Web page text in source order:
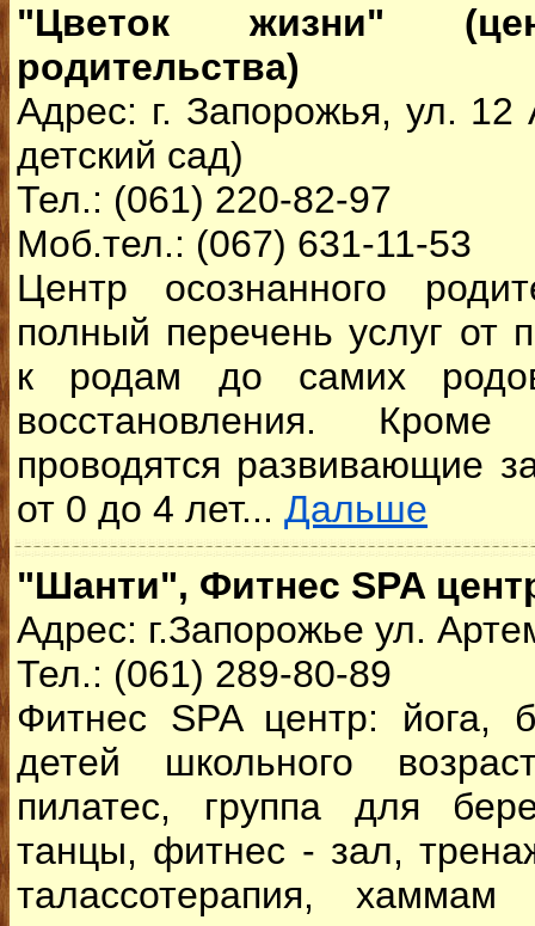
"Цветок жизни"
родительства)
Адрес: г. Запорожья, ул.
детский сад)
Тел.: (061) 220-82-97
Моб.тел.: (067) 631-11-53
Центр осознанного
полный перечень услуг от
к родам до самих
восстановления.
проводятся развивающие
от 0 до 4 лет... Дальше
"Шанти", Фитнес SPA
Адрес: г.Запорожье ул.
Тел.: (061) 289-80-89
Фитнес SPA центр: йога,
детей школьного
пилатес, группа для
танцы, фитнес - зал,
талассотерапия,